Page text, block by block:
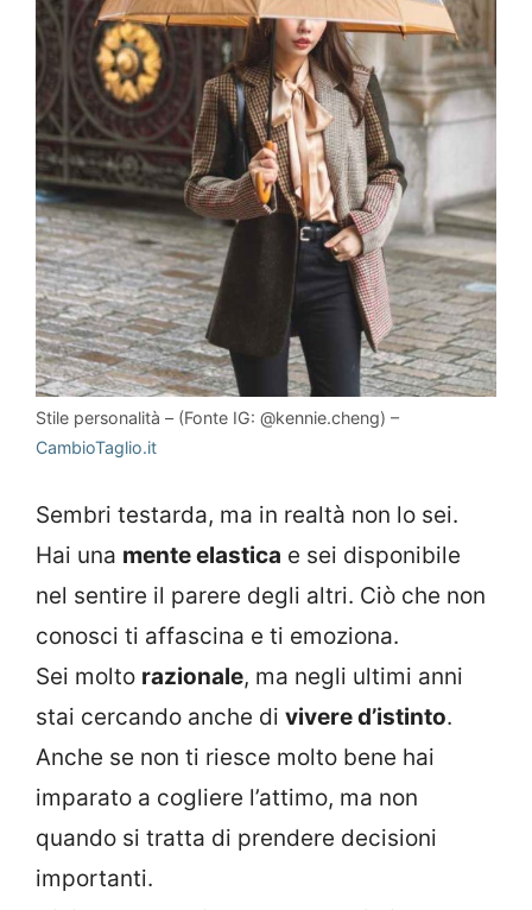
Stile personalità – (Fonte IG: @kennie.cheng) –
CambioTaglio.it
Sembri testarda, ma in realtà non lo sei.
Hai una mente elastica e sei disponibile
nel sentire il parere degli altri. Ciò che non
conosci ti affascina e ti emoziona.
Sei molto razionale, ma negli ultimi anni
stai cercando anche di vivere d’istinto.
Anche se non ti riesce molto bene hai
imparato a cogliere l’attimo, ma non
quando si tratta di prendere decisioni
importanti.